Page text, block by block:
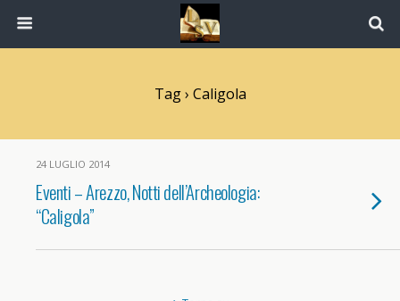
Tag › Caligola
24 LUGLIO 2014
Eventi – Arezzo, Notti dell’Archeologia:
“Caligola”